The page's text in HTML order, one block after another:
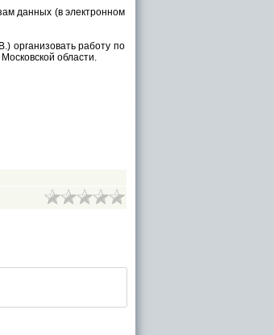
данных (в электронном
организовать работу по
области.